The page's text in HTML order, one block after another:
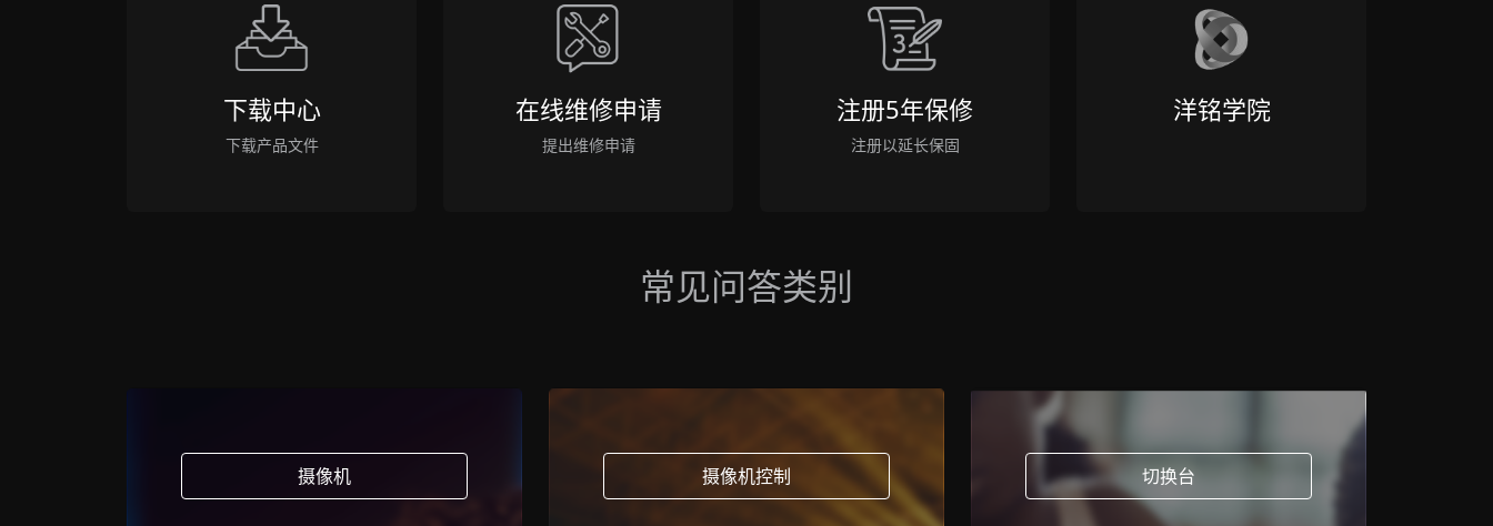
下载中心
下载产品文件
在线维修申请
提出维修申请
注册5年保修
注册以延长保固
洋铭学院
常见问答类别
摄像机 摄像机控制 切换台